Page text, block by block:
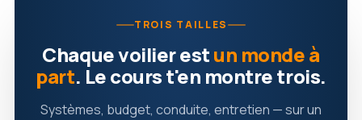
TROIS TAILLES
Chaque voilier estun monde à
part. Le cours t'en montre trois.
Systèmes, budget, conduite, entretien — sur un